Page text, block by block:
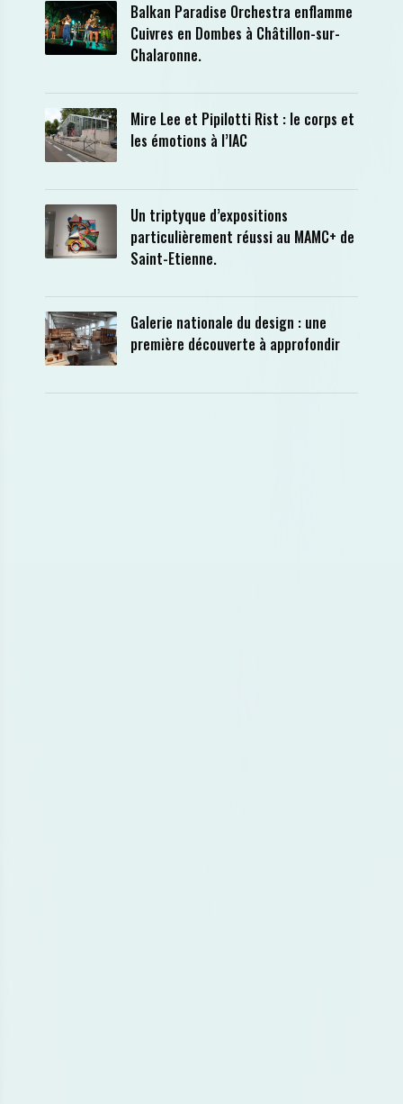
Balkan Paradise Orchestra enflamme
Cuivres en Dombes à Châtillon-sur-
Chalaronne.
Mire Lee et Pipilotti Rist : le corps et
les émotions à l’IAC
Un triptyque d’expositions
particulièrement réussi au MAMC+ de
Saint-Etienne.
Galerie nationale du design : une
première découverte à approfondir